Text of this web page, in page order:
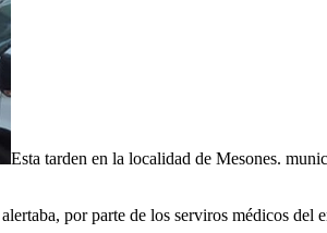
Esta tarden en la localidad de Mesones.
por parte de los serviros médicos del